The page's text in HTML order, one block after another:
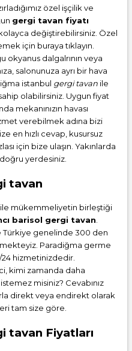
özel işçilik ve
gergi tavan fiyatı
kolayca değiştirebilirsiniz. Özel
için buraya tıklayın.
okyanus dalgalrının veya
salonunuza ayrı bir hava
istanbul gergi tavan ile
olabilirsiniz. Uygun fiyat
mekanınızın havası
verebilmek adına bizi
en hızlı cevap, kusursuz
için bize ulaşın. Yakınlarda
doğru yerdesiniz.
tavan
ile mükemmeliyetin birleştiği
barisol gergi tavan.
Türkiye genelinde 300 den
Paradiğma germe
hizmetinizdedir.
kimi zamanda daha
misiniz? Cevabınız
direkt veya endirekt olarak
tam size göre.
tavan Fiyatları